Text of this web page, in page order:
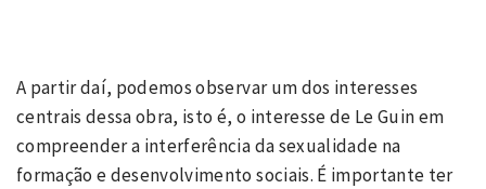
A partir daí, podemos observar um dos interesses
centrais dessa obra, isto é, o interesse de Le Guin em
compreender a interferência da sexualidade na
formação e desenvolvimento sociais. É importante ter